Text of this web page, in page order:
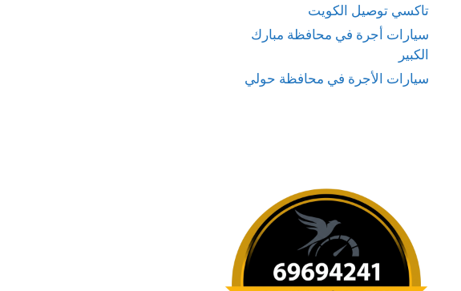
تاكسي توصيل الكويت
سيارات أجرة في محافظة مبارك
الكبير
سيارات الأجرة في محافظة حولي